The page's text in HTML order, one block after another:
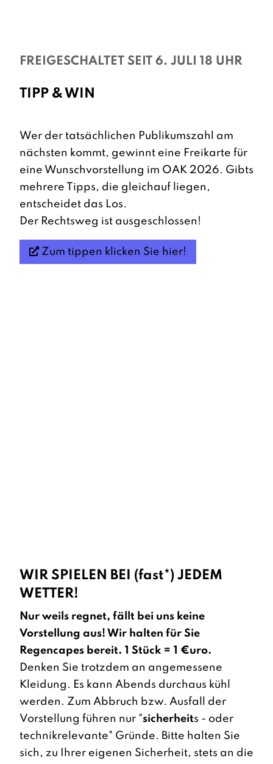
FREIGESCHALTET SEIT 6. JULI 18 UHR
TIPP & WIN
Wer der tatsächlichen Publikumszahl am
nächsten kommt, gewinnt eine Freikarte für
eine Wunschvorstellung im OAK 2026. Gibts
mehrere Tipps, die gleichauf liegen,
entscheidet das Los.
Der Rechtsweg ist ausgeschlossen!
Zum tippen klicken Sie hier!
WIR SPIELEN BEI (fast*) JEDEM
WETTER!
Nur weils regnet, fällt bei uns keine
Vorstellung aus! Wir halten für Sie
Regencapes bereit. 1 Stück = 1 €uro.
Denken Sie trotzdem an angemessene
Kleidung. Es kann Abends durchaus kühl
werden. Zum Abbruch bzw. Ausfall der
Vorstellung führen nur "sicherheits - oder
technikrelevante" Gründe. Bitte halten Sie
sich, zu Ihrer eigenen Sicherheit, stets an die